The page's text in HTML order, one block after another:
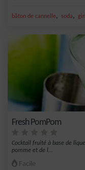
bâton de cannelle, soda,
Fresh PomPom
Cocktail fruité à base de
pomme et de l...
Facile